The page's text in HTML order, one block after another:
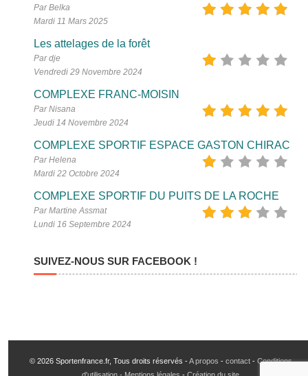
Par Belka
Mardi 11 Mars 2025
Les attelages de la forêt
Par dje
Vendredi 29 Novembre 2024
COMPLEXE FRANC-MOISIN
Par Nisana
Jeudi 14 Novembre 2024
COMPLEXE SPORTIF ESPACE GASTON CHIRAC
Par Helena
Mardi 22 Octobre 2024
COMPLEXE SPORTIF DU PUITS DE LA ROCHE
Par Martine Assmat
Lundi 16 Septembre 2024
SUIVEZ-NOUS SUR FACEBOOK !
© 2026 Sportenfrance.fr, Tous droits réservés -A propos - contact- Conditions